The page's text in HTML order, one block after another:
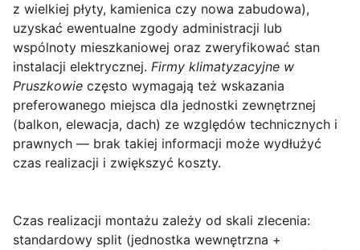
z wielkiej płyty, kamienica czy nowa zabudowa),
uzyskać ewentualne zgody administracji lub
wspólnoty mieszkaniowej oraz zweryfikować stan
instalacji elektrycznej. Firmy klimatyzacyjne w
Pruszkowie często wymagają też wskazania
preferowanego miejsca dla jednostki zewnętrznej
(balkon, elewacja, dach) ze względów technicznych i
prawnych — brak takiej informacji może wydłużyć
czas realizacji i zwiększyć koszty.
Czas realizacji montażu zależy od skali zlecenia:
standardowy split (jednostka wewnętrzna +